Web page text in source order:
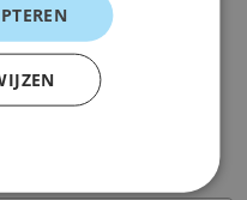
- 20:00
- 20:00